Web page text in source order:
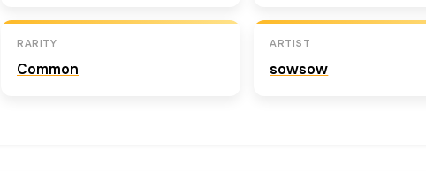
RARITY
Common
ARTIST
sowsow